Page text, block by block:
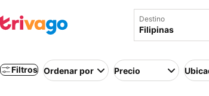
Destino
Filtros Ordenar por Precio